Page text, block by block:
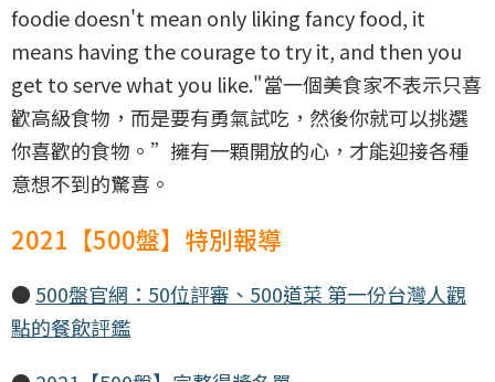
foodie doesn't mean only liking fancy food, it
means having the courage to try it, and then you
get to serve what you like."當一個美食家不表示只喜
歡高級食物，而是要有勇氣試吃，然後你就可以挑選
你喜歡的食物。”擁有一顆開放的心，才能迎接各種
意想不到的驚喜。
2021【500盤】特別報導
● 500盤官網：50位評審、500道菜 第一份台灣人觀
點的餐飲評鑑